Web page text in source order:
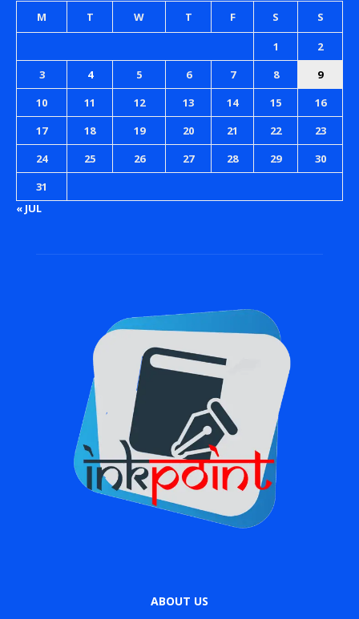
M T W T F S S
1
2
3
4 5 6 7 8
9
10
11 12 13 14 15
16
17
18 19 20 21 22
23
24
25 26 27 28 29
30
31
« JUL
ABOUT US